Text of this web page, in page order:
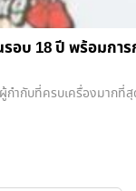
บ 18 ปี พร้อมการ
กำกับที่ครบเครื่องมา